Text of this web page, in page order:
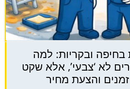
בחיפה ובקריות: למה
לא ‘צבעי’, אלא שקט
והצעת מחיר